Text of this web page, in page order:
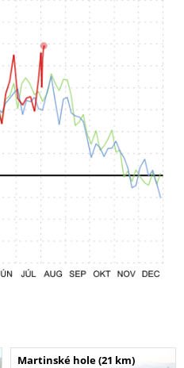
Martinské hole (21 km)